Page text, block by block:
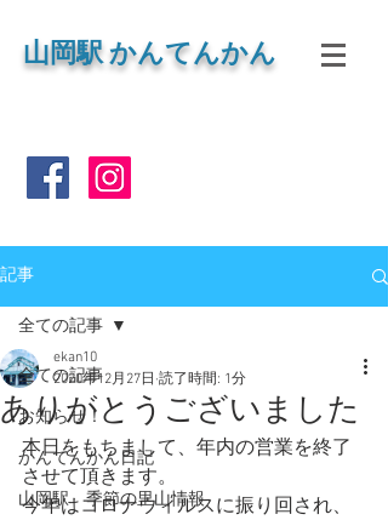
山岡駅 かんてんかん
記事
全ての記事
お知らせ！
かんてんかん日記
山岡駅 季節の里山情報
全ての記事
ありがとうございました
ekan10
2020年12月27日 読了時間: 1分
本日をもちまして、年内の営業を終了
させて頂きます。
今年はコロナウィルスに振り回され、